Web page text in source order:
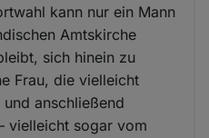
kann nur ein Mann
Amtskirche
sich hinein zu
Frau, die vielleicht
anschließend
vielleicht sogar vom